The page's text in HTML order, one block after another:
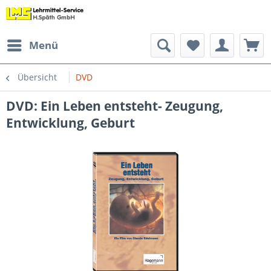
Menü
Übersicht DVD
DVD: Ein Leben entsteht- Zeugung,
Entwicklung, Geburt